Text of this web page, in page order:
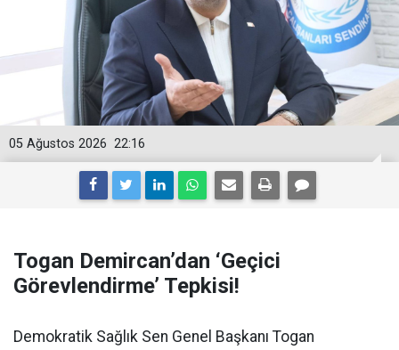
22:16
05 Ağustos 2026
Togan Demircan’dan ‘Geçici
Görevlendirme’ Tepkisi!
Demokratik Sağlık Sen Genel Başkanı Togan